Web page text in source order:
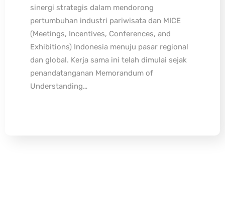
sinergi strategis dalam mendorong
pertumbuhan industri pariwisata dan MICE
(Meetings, Incentives, Conferences, and
Exhibitions) Indonesia menuju pasar regional
dan global. Kerja sama ini telah dimulai sejak
penandatanganan Memorandum of
Understanding…